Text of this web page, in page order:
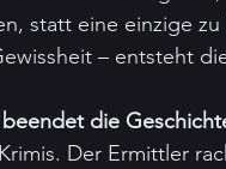
statt eine einzige
– entsteht
die
Der Ermittler